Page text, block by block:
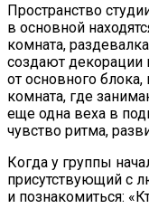
Пространство
в основной
комната,
создают декорации
от основного
комната, где
еще одна веха в
чувство ритма,
Когда у группы
присутствующий с
и познакомиться: